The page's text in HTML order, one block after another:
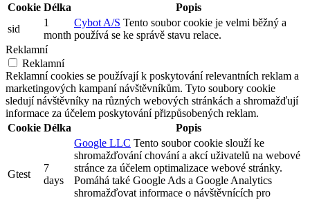
Cookie Délka
Popis
sid
1
month
Cybot A/S Tento soubor cookie je velmi běžný a
používá se ke správě stavu relace.
Reklamní
Reklamní
Reklamní cookies se používají k poskytování relevantních reklam a
marketingových kampaní návštěvníkům. Tyto soubory cookie
sledují návštěvníky na různých webových stránkách a shromažďují
informace za účelem poskytování přizpůsobených reklam.
Cookie Délka Popis
Gtest
7
days
Google LLC Tento soubor cookie slouží ke
shromažďování chování a akcí uživatelů na webové
stránce za účelem optimalizace webové stránky.
Pomáhá také Google Ads a Google Analytics
shromažďovat informace o návštěvnících pro